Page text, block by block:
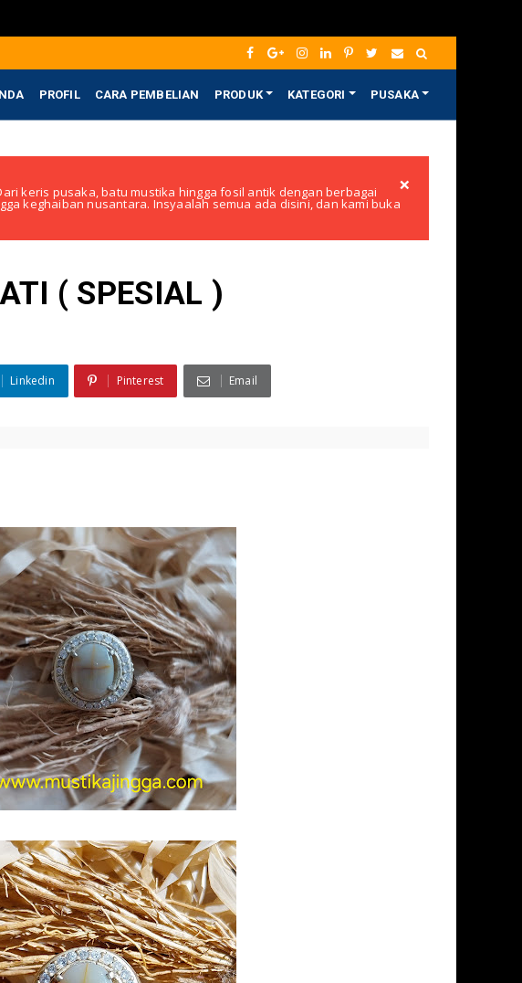
PROFIL CARA PEMBELIAN PRODUK KATEGORI PUSAKA
×
keris pusaka, batu mustika hingga fosil antik dengan berbagai
keghaiban nusantara. Insyaalah semua ada disini, dan kami buka
( SPESIAL )
Linkedin Pinterest Email